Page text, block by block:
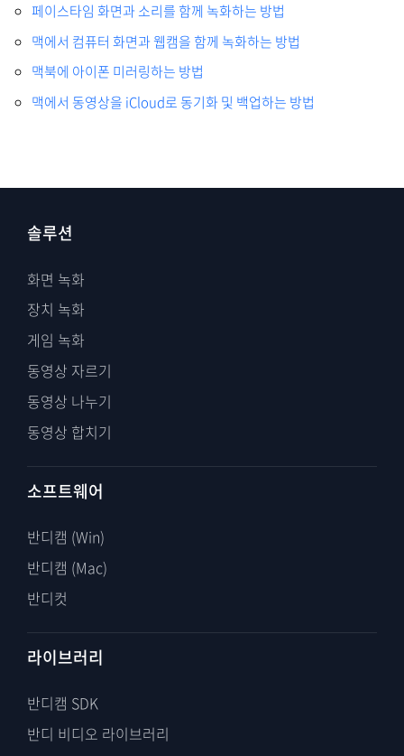
페이스타임 화면과 소리를 함께 녹화하는 방법
맥에서 컴퓨터 화면과 웹캠을 함께 녹화하는 방법
맥북에 아이폰 미러링하는 방법
맥에서 동영상을 iCloud로 동기화 및 백업하는 방법
솔루션
화면 녹화
장치 녹화
게임 녹화
동영상 자르기
동영상 나누기
동영상 합치기
소프트웨어
반디캠 (Win)
반디캠 (Mac)
반디컷
라이브러리
반디캠 SDK
반디 비디오 라이브러리